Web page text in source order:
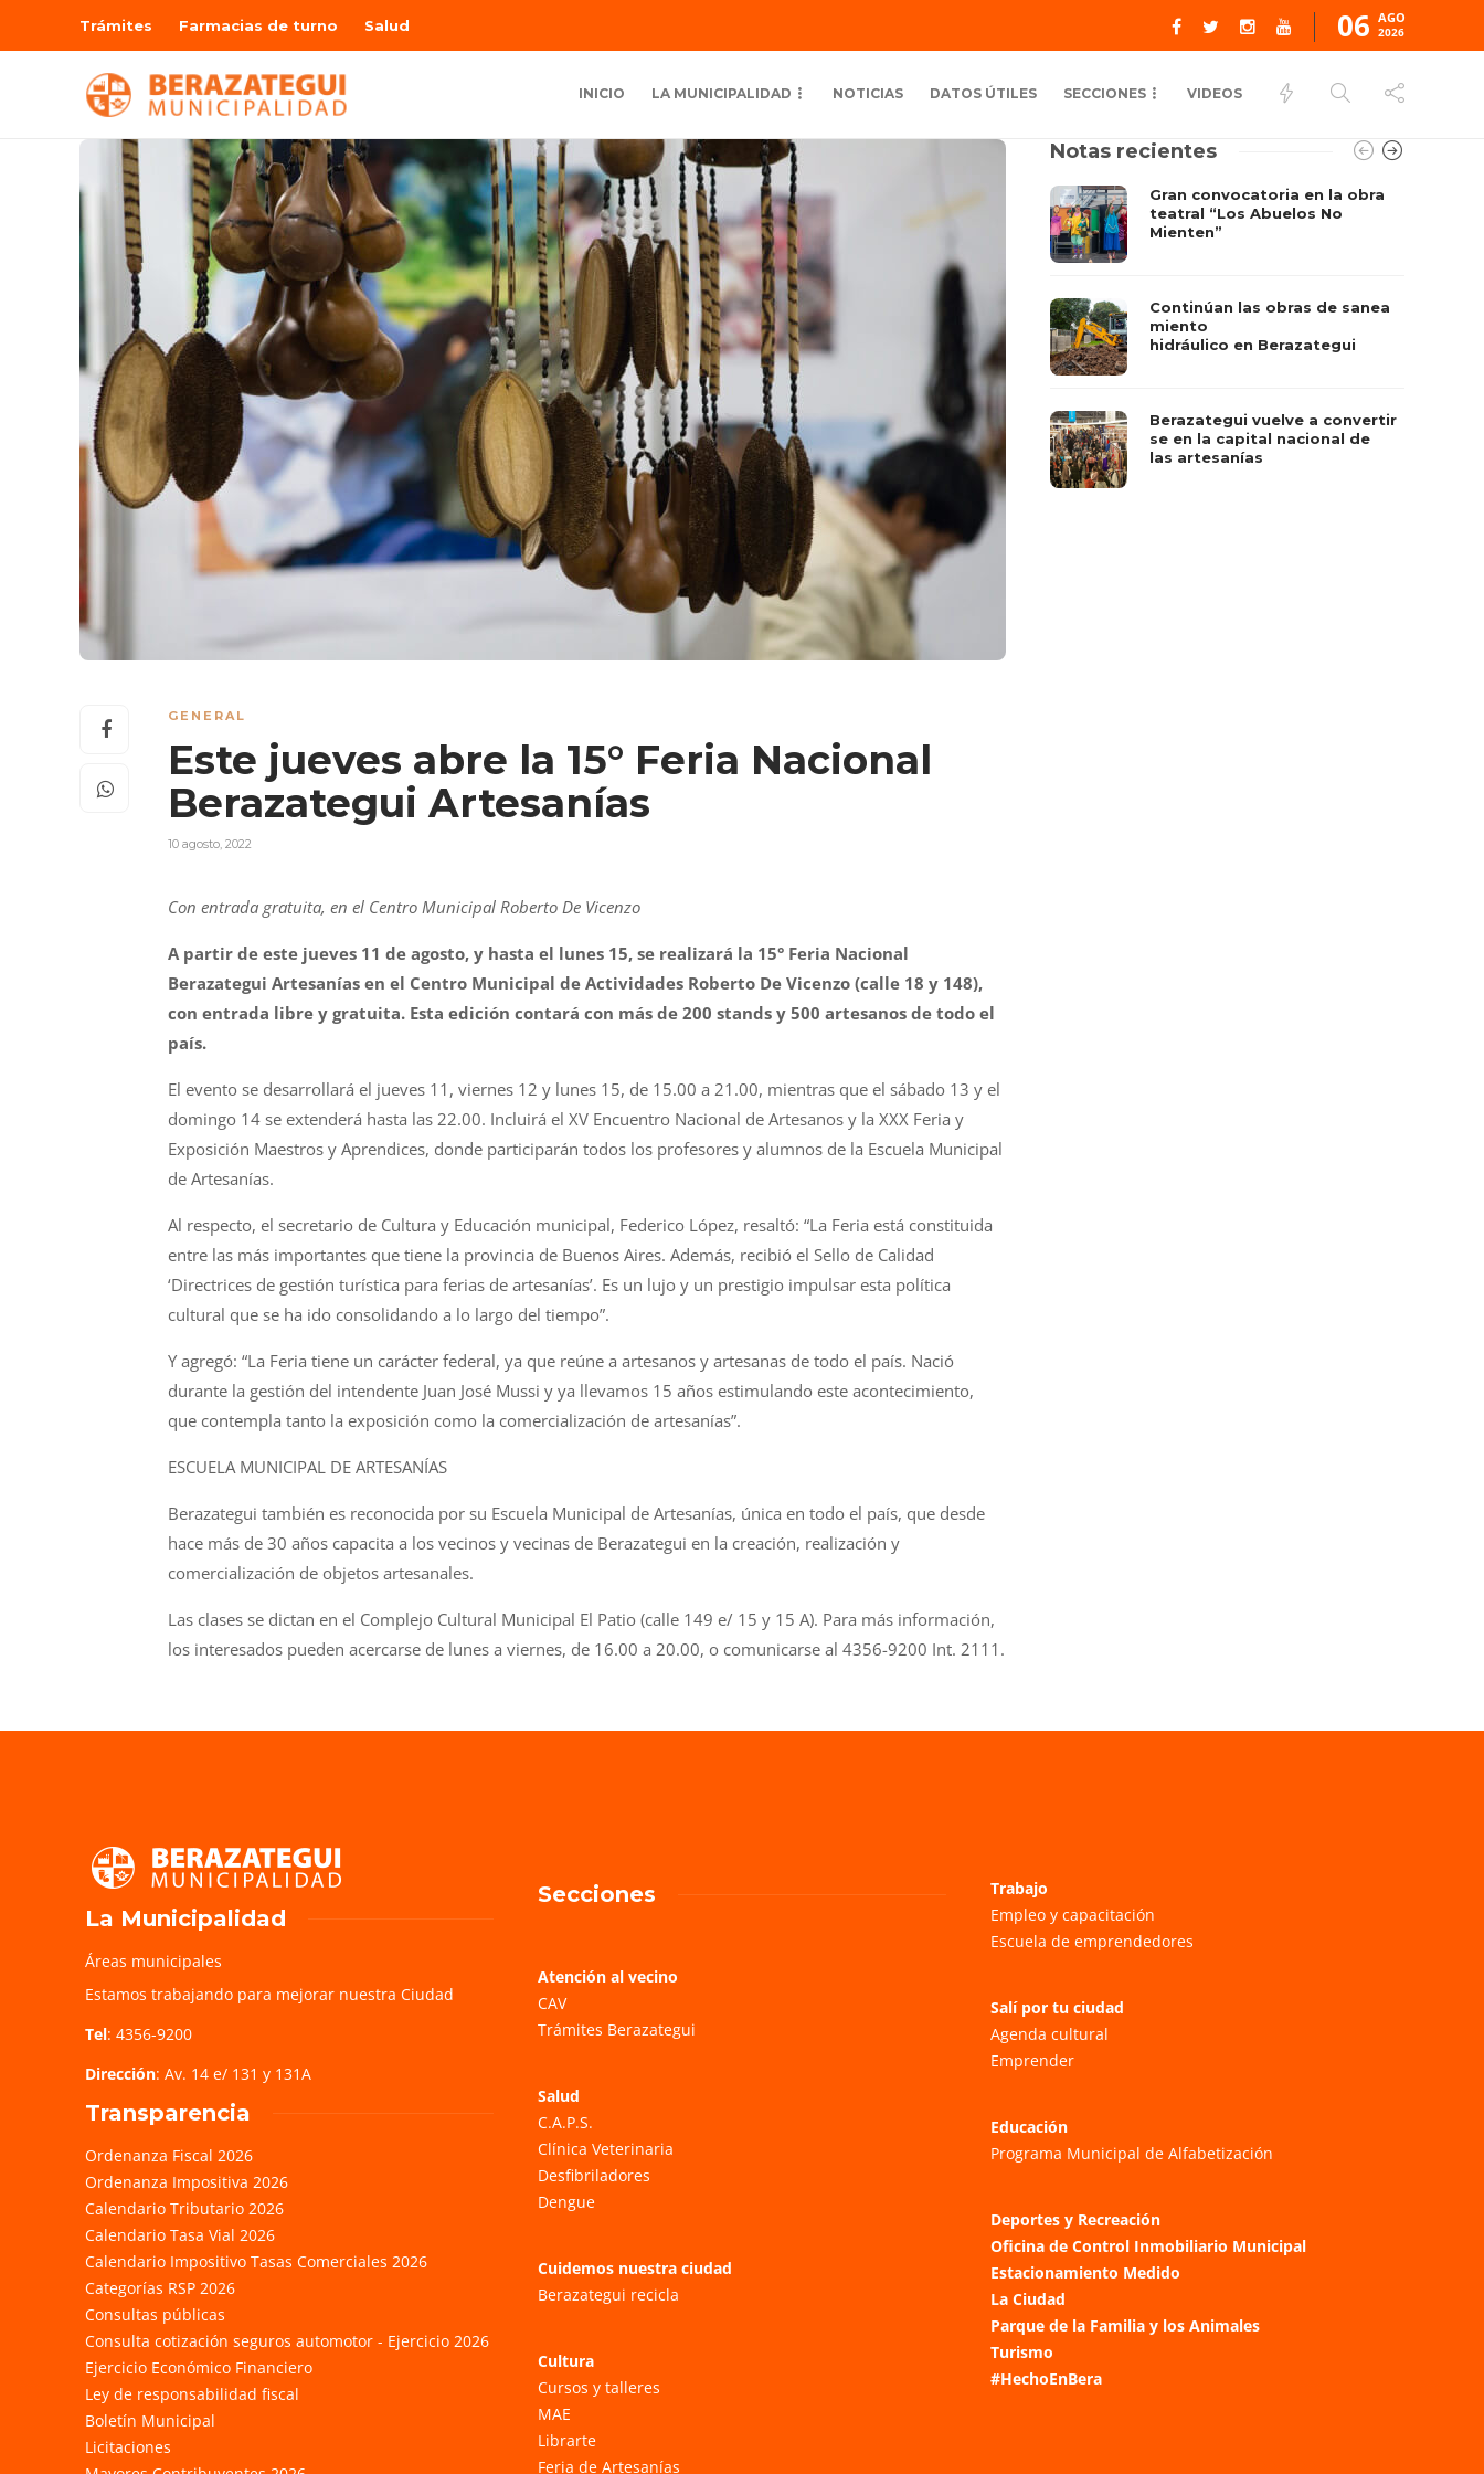
Trámites Farmacias de turno Salud 06 AGO
2026
INICIO LA MUNICIPALIDAD NOTICIAS DATOS ÚTILES SECCIONES VIDEOS
GENERAL
Este jueves abre la 15° Feria Nacional
Berazategui Artesanías
10 agosto, 2022
Con entrada gratuita, en el Centro Municipal Roberto De Vicenzo
A partir de este jueves 11 de agosto, y hasta el lunes 15, se realizará la 15° Feria Nacional
Berazategui Artesanías en el Centro Municipal de Actividades Roberto De Vicenzo (calle 18 y 148),
con entrada libre y gratuita. Esta edición contará con más de 200 stands y 500 artesanos de todo el
país.
El evento se desarrollará el jueves 11, viernes 12 y lunes 15, de 15.00 a 21.00, mientras que el sábado 13 y el
domingo 14 se extenderá hasta las 22.00. Incluirá el XV Encuentro Nacional de Artesanos y la XXX Feria y
Exposición Maestros y Aprendices, donde participarán todos los profesores y alumnos de la Escuela Municipal
de Artesanías.
Al respecto, el secretario de Cultura y Educación municipal, Federico López, resaltó: “La Feria está constituida
entre las más importantes que tiene la provincia de Buenos Aires. Además, recibió el Sello de Calidad
‘Directrices de gestión turística para ferias de artesanías’. Es un lujo y un prestigio impulsar esta política
cultural que se ha ido consolidando a lo largo del tiempo”.
Y agregó: “La Feria tiene un carácter federal, ya que reúne a artesanos y artesanas de todo el país. Nació
durante la gestión del intendente Juan José Mussi y ya llevamos 15 años estimulando este acontecimiento,
que contempla tanto la exposición como la comercialización de artesanías”.
ESCUELA MUNICIPAL DE ARTESANÍAS
Berazategui también es reconocida por su Escuela Municipal de Artesanías, única en todo el país, que desde
hace más de 30 años capacita a los vecinos y vecinas de Berazategui en la creación, realización y
comercialización de objetos artesanales.
Las clases se dictan en el Complejo Cultural Municipal El Patio (calle 149 e/ 15 y 15 A). Para más información,
los interesados pueden acercarse de lunes a viernes, de 16.00 a 20.00, o comunicarse al 4356-9200 Int. 2111.
Notas recientes
Gran convocatoria en la obra
teatral “Los Abuelos No
Mienten”
Continúan las obras de sanea
miento
hidráulico en Berazategui
Berazategui vuelve a convertir
se en la capital nacional de
las artesanías
La Municipalidad
Áreas municipales
Estamos trabajando para mejorar nuestra Ciudad
Tel: 4356-9200
Dirección: Av. 14 e/ 131 y 131A
Transparencia
Ordenanza Fiscal 2026
Ordenanza Impositiva 2026
Calendario Tributario 2026
Calendario Tasa Vial 2026
Calendario Impositivo Tasas Comerciales 2026
Categorías RSP 2026
Consultas públicas
Consulta cotización seguros automotor - Ejercicio 2026
Ejercicio Económico Financiero
Ley de responsabilidad fiscal
Boletín Municipal
Licitaciones
Secciones
Atención al vecino
CAV
Trámites Berazategui
Salud
C.A.P.S.
Clínica Veterinaria
Desfibriladores
Dengue
Cuidemos nuestra ciudad
Berazategui recicla
Cultura
Cursos y talleres
MAE
Librarte
Feria de Artesanías
Trabajo
Empleo y capacitación
Escuela de emprendedores
Salí por tu ciudad
Agenda cultural
Emprender
Educación
Programa Municipal de Alfabetización
Deportes y Recreación
Oficina de Control Inmobiliario Municipal
Estacionamiento Medido
La Ciudad
Parque de la Familia y los Animales
Turismo
#HechoEnBera